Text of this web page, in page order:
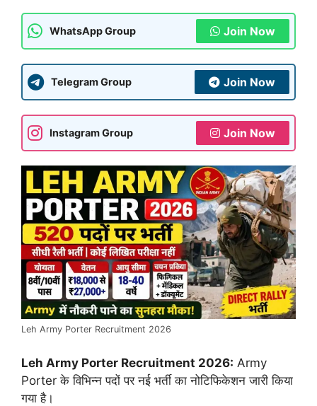
WhatsApp Group Join Now
Telegram Group Join Now
Instagram Group Join Now
Leh Army Porter Recruitment 2026
Leh Army Porter Recruitment 2026: Army
Porter के विभिन्न पदों पर नई भर्ती का नोटिफिकेशन जारी किया
गया है।